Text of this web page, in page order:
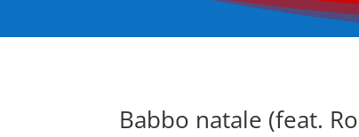
Babbo natale (feat.